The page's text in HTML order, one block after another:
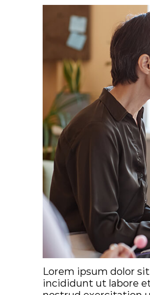
Lorem ipsum dolor
incididunt ut labore